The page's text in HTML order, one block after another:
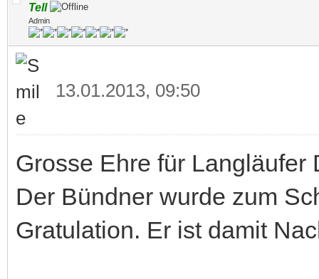
Tell
Admin
13.01.2013, 09:50
Grosse Ehre für Langläufer
Der Bündner wurde zum
Gratulation. Er ist damit